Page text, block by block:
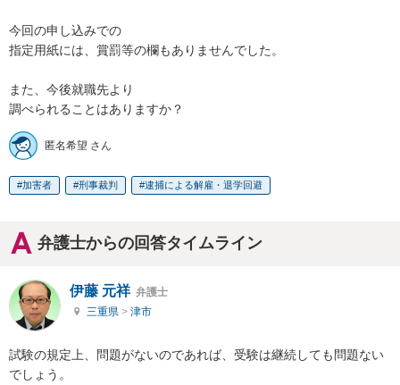
今回の申し込みでの
指定用紙には、賞罰等の欄もありませんでした。
また、今後就職先より
調べられることはありますか？
匿名希望 さん
加害者 刑事裁判 逮捕による解雇・退学回避
弁護士からの回答タイムライン
伊藤 元祥 弁護士
三重県 > 津市
試験の規定上、問題がないのであれば、受験は継続しても問題ない
でしょう。